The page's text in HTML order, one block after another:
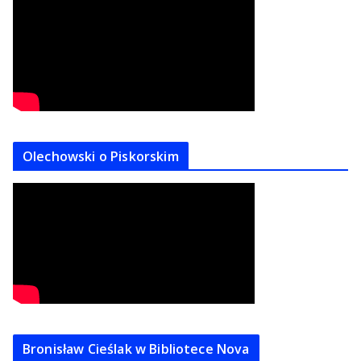
Olechowski o Piskorskim
Bronisław Cieślak w Bibliotece Nova